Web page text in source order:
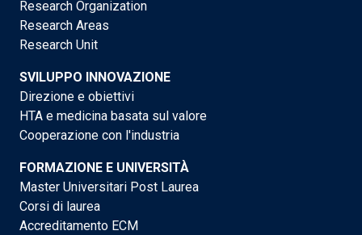
Research Organization
Research Areas
Research Unit
SVILUPPO INNOVAZIONE
Direzione e obiettivi
HTA e medicina basata sul valore
Cooperazione con l'industria
FORMAZIONE E UNIVERSITÀ
Master Universitari Post Laurea
Corsi di laurea
Accreditamento ECM